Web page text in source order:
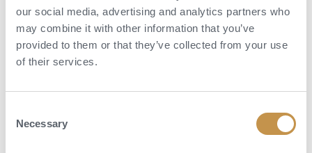
our social media, advertising and analytics partners who
may combine it with other information that you’ve
provided to them or that they’ve collected from your use
of their services.
Selection
Necessary